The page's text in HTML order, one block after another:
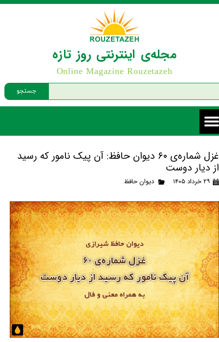
جستجو
مجله‌ی اینترنتی روز تازه
Online Magazine Rouzetazeh
غزل شماره‌ی ۶۰ دیوان حافظ: آن پیک نامور که رسید
از دیار دوست
۲۹ خرداد ۱۴۰۵ دیوان حافظ